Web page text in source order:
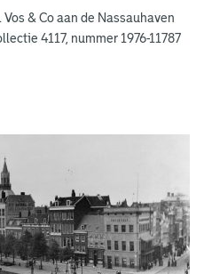
& Co aan de Nassauhaven
4117, nummer 1976-11787